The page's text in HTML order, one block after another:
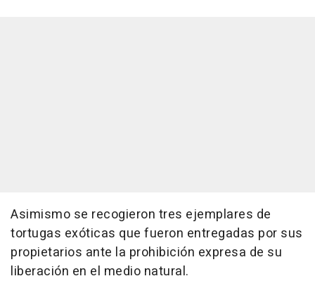
Asimismo se recogieron tres ejemplares de
tortugas exóticas que fueron entregadas por sus
propietarios ante la prohibición expresa de su
liberación en el medio natural.